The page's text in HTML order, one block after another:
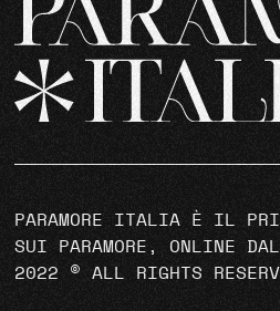
PARAMORE ITALIA È IL
SUI PARAMORE, ONLINE
2022 © ALL RIGHTS